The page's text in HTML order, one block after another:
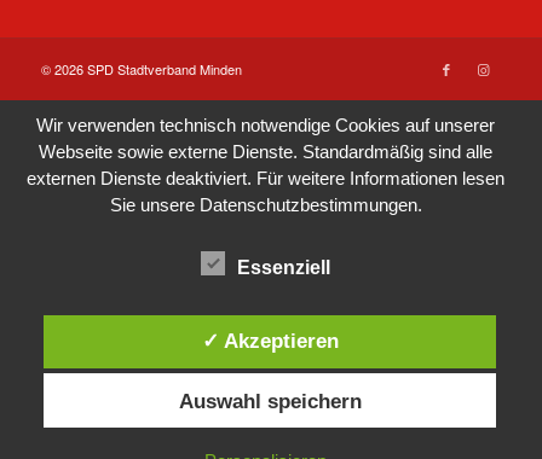
© 2026 SPD Stadtverband Minden
Wir verwenden technisch notwendige Cookies auf unserer
Webseite sowie externe Dienste. Standardmäßig sind alle
externen Dienste deaktiviert. Für weitere Informationen lesen
Sie unsere Datenschutzbestimmungen.
Essenziell
✓ Akzeptieren
Auswahl speichern